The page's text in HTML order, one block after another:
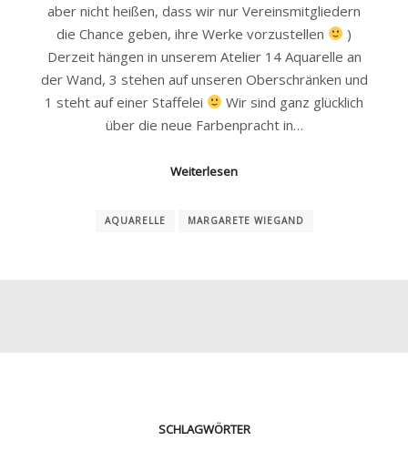
aber nicht heißen, dass wir nur Vereinsmitgliedern
die Chance geben, ihre Werke vorzustellen
)
Derzeit hängen in unserem Atelier 14 Aquarelle an
der Wand, 3 stehen auf unseren Oberschränken und
1 steht auf einer Staffelei
Wir sind ganz glücklich
über die neue Farbenpracht in…
Weiterlesen
AQUARELLE MARGARETE WIEGAND
SCHLAGWÖRTER